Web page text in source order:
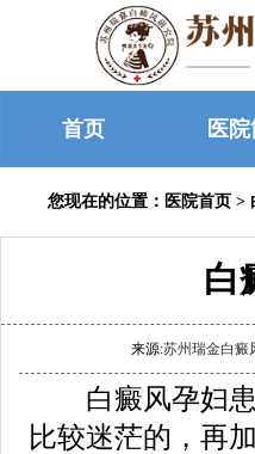
首页 医
您现在的位置： 医院首页 >
白
来源:苏州瑞金白癜
白癜风孕妇患
比较迷茫的，再